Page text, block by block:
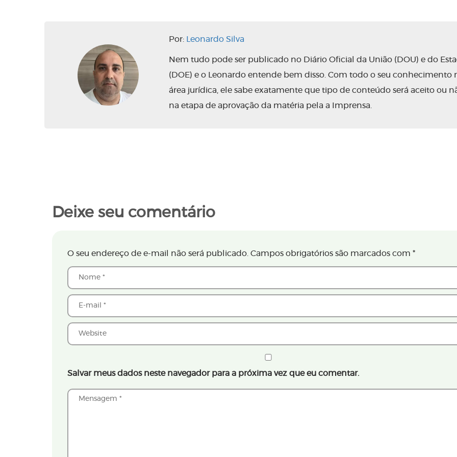
Por: Leonardo Silva
Nem tudo pode ser publicado no Diário Oficial da União (DOU) e do
(DOE) e o Leonardo entende bem disso. Com todo o seu conhecimento
área jurídica, ele sabe exatamente que tipo de conteúdo será aceito ou
na etapa de aprovação da matéria pela a Imprensa.
Deixe seu comentário
O seu endereço de e-mail não será publicado. Campos obrigatórios são marcados com *
Salvar meus dados neste navegador para a próxima vez que eu comentar.